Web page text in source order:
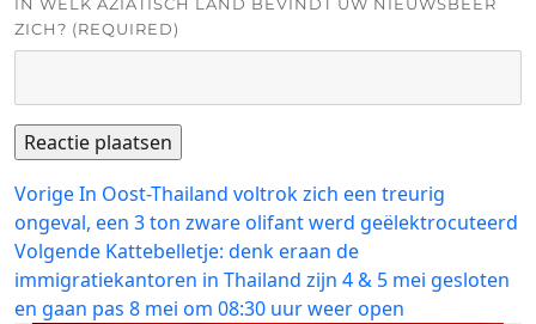
ZICH? (REQUIRED)
Bericht
navigatie
VorigeVorig
bericht:
In Oost-Thailand voltrok zich een treurig
ongeval, een 3 ton zware olifant werd geëlektrocuteerd
Volgende Volgend
bericht:
Kattebelletje: denk eraan de
immigratiekantoren in Thailand zijn 4 & 5 mei gesloten
en gaan pas 8 mei om 08:30 uur weer open